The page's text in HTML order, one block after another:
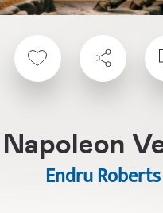
Napoleon
Endru Roberts